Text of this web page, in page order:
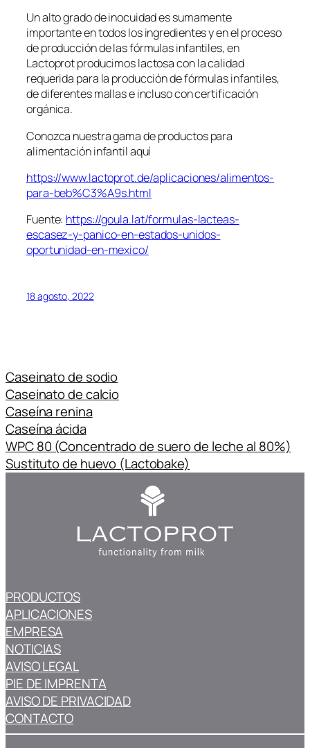
Un alto grado de inocuidad es sumamente
importante en todos los ingredientes y en el proceso
de producción de las fórmulas infantiles, en
Lactoprot producimos lactosa con la calidad
requerida para la producción de fórmulas infantiles,
de diferentes mallas e incluso con certificación
orgánica.
Conozca nuestra gama de productos para
alimentación infantil aquí
https://www.lactoprot.de/aplicaciones/alimentos-
para-beb%C3%A9s.html
Fuente: https://goula.lat/formulas-lacteas-
escasez-y-panico-en-estados-unidos-
oportunidad-en-mexico/
18 agosto, 2022
Caseinato de sodio
Caseinato de calcio
Caseína renina
Caseína ácida
WPC 80 (Concentrado de suero de leche al 80%)
Sustituto de huevo (Lactobake)
PRODUCTOS
APLICACIONES
EMPRESA
NOTICIAS
AVISO LEGAL
PIE DE IMPRENTA
AVISO DE PRIVACIDAD
CONTACTO